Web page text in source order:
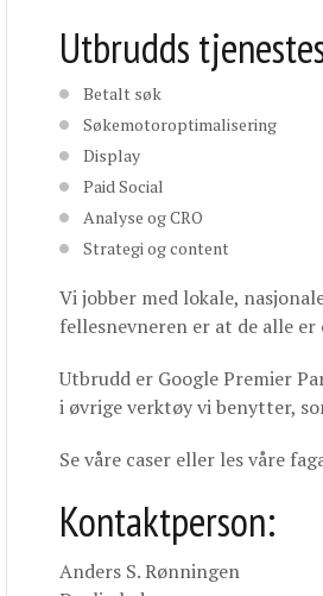
Utbrudds
Betalt søk
Søkemotoroptimalisering
Display
Paid Social
Analyse og CRO
Strategi og content
Vi jobber med lokale,
fellesnevneren er at de alle
Utbrudd er Google Premier
i øvrige verktøy vi benytter,
Se våre caser eller les våre
Kontaktperson:
Anders S. Rønningen